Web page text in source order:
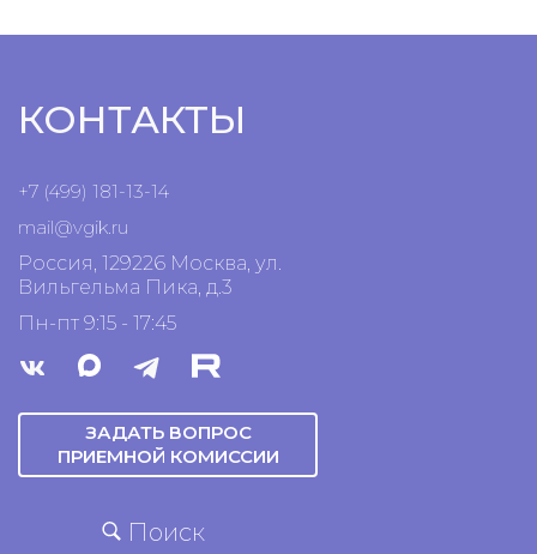
КОНТАКТЫ
+7 (499) 181-13-14
mail@vgik. ru
Россия, 129226 Москва, ул.
Вильгельма Пика, д.3
Пн-пт 9:15 - 17:45
ЗАДАТЬ ВОПРОС
ПРИЕМНОЙ КОМИССИИ
Поиск